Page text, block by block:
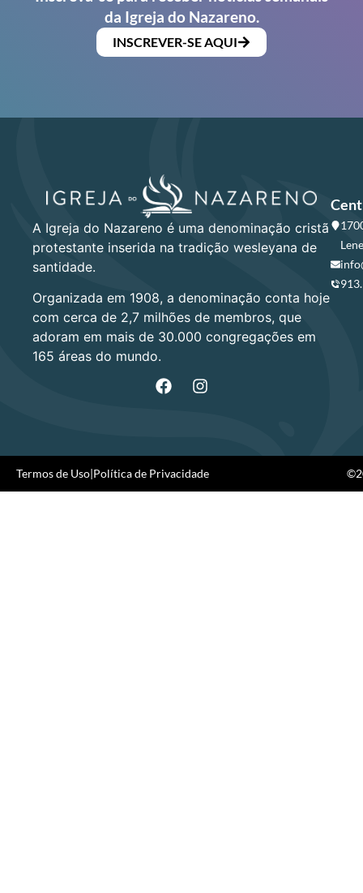
da Igreja do Nazareno.
INSCREVER-SE AQUI
A Igreja do Nazareno é uma denominação cristã
protestante inserida na tradição wesleyana de
santidade.
Organizada em 1908, a denominação conta hoje
com cerca de 2,7 milhões de membros, que
adoram em mais de 30.000 congregações em
165 áreas do mundo.
Termos de Uso|Política de Privacidade